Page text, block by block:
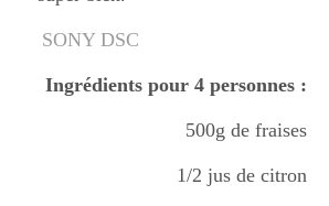
plats
Dessert
Boisson chaudes
Ingrédients pour 4 personnes :
500g de fraises
1/2 jus de citron